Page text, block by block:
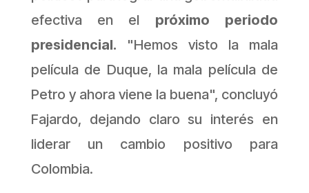
efectiva en el próximo periodo
presidencial.
"Hemos visto la mala
película de Duque, la mala película de
Petro y ahora viene la buena", concluyó
Fajardo, dejando claro su interés en
liderar un cambio positivo para
Colombia.